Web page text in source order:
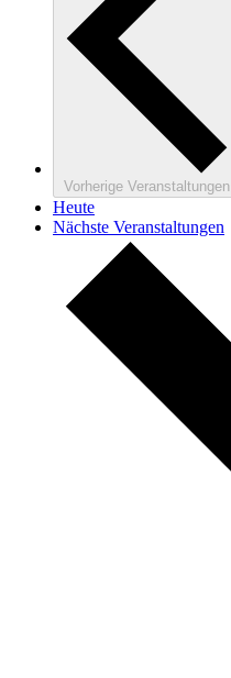
Vorherige Veranstaltungen
Heute
Nächste Veranstaltungen